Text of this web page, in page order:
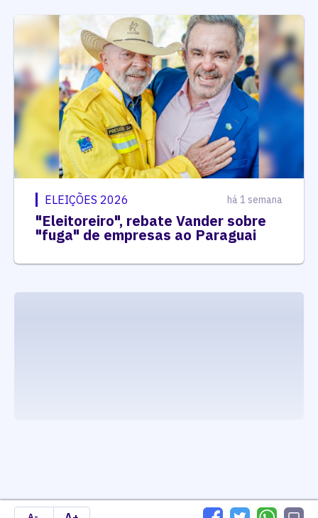
ELEIÇÕES 2026 há 1 semana
"Eleitoreiro", rebate Vander sobre
"fuga" de empresas ao Paraguai